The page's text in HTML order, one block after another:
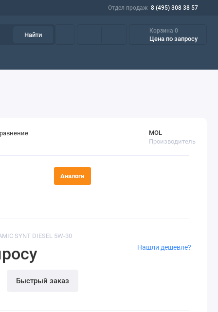
Отдел продаж 8 (495) 308 38 57
Найти
Корзина 0
Цена по запросу
SYNT DIESEL 5W-30
MOL
Производитель
Быстрый заказ
Нашли дешевле?
Аналоги